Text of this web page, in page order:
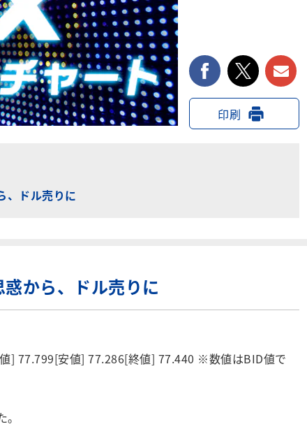
facebooktwitter
印刷
、ドル売りに
惑から、ドル売りに
] 77.799[安値] 77.286[終値] 77.440 ※数値はBID値で